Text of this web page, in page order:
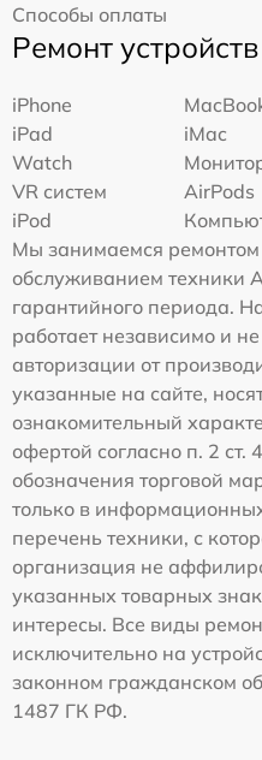
Способы оплаты
Ремонт устройств
iPhone
iPad
iMac
Watch
VR систем
AirPods
iPod
Мы занимаемся ремонтом
обслуживанием техники
гарантийного периода.
работает независимо и
авторизации от
указанные на сайте,
ознакомительный
офертой согласно п. 2
обозначения торговой
только в
перечень техники, с
организация не
указанных товарных
интересы. Все виды
исключительно на
законном гражданском
1487 ГК РФ.